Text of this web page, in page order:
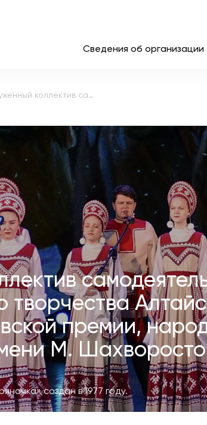
Сведения об организации
Заслуженный коллектив самодеятельного художественного творчества Алтайского края, лауреат Демидовской премии, народный хор русской песни имени М. Шахворостова "Сибиряночка"
творчества
премии,
М.
создан в 1977 году.